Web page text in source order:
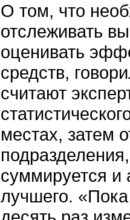
О том, что
отслеживать
оценивать
средств,
считают
местах, затем
суммируется и
лучшего.